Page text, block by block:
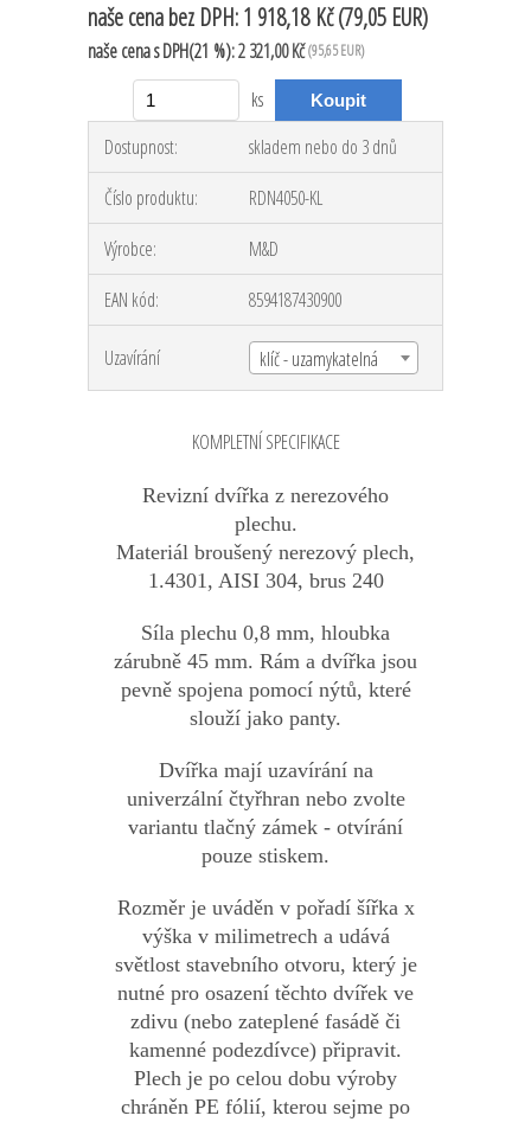
naše cenabez DPH:1 918,18 Kč(79,05 EUR)
naše cenas DPH(21 %):2 321,00 Kč(95,65 EUR)
ks
Dostupnost:
skladem nebo do 3 dnů
Číslo produktu:
RDN4050-KL
Výrobce:
M&D
EAN kód:
8594187430900
Uzavírání klíč - uzamykatelná
KOMPLETNÍ SPECIFIKACE
Revizní dvířka z nerezového
plechu.
Materiál broušený nerezový plech,
1.4301, AISI 304, brus 240
Síla plechu 0,8 mm, hloubka
zárubně 45 mm. Rám a dvířka jsou
pevně spojena pomocí nýtů, které
slouží jako panty.
Dvířka mají uzavírání na
univerzální čtyřhran nebo zvolte
variantu tlačný zámek - otvírání
pouze stiskem.
Rozměr je uváděn v pořadí šířka x
výška v milimetrech a udává
světlost stavebního otvoru, který je
nutné pro osazení těchto dvířek ve
zdivu (nebo zateplené fasádě či
kamenné podezdívce) připravit.
Plech je po celou dobu výroby
chráněn PE fólií, kterou sejme po